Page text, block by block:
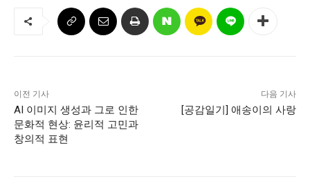
이전 기사
AI 이미지 생성과 그로 인한
문화적 현상: 윤리적 고민과
창의적 표현
다음 기사
[공감일기] 애송이의 사랑